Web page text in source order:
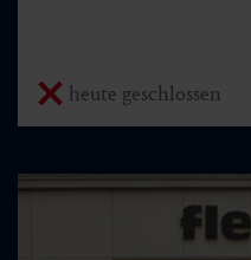
heute geschlossen